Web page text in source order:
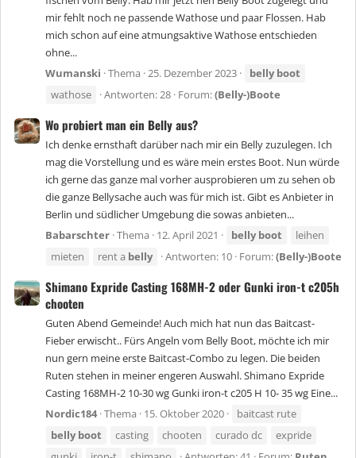
mir fehlt noch ne passende Wathose und paar Flossen. Hab
mich schon auf eine atmungsaktive Wathose entschieden
ohne...
Wumanski Thema 25. Dezember 2023 belly boot
wathose
Antworten: 28 Forum:(Belly-)Boote
Wo probiert man ein Belly aus?
Ich denke ernsthaft darüber nach mir ein Belly zuzulegen. Ich
mag die Vorstellung und es wäre mein erstes Boot. Nun würde
ich gerne das ganze mal vorher ausprobieren um zu sehen ob
die ganze Bellysache auch was für mich ist. Gibt es Anbieter in
Berlin und südlicher Umgebung die sowas anbieten...
Babarschter Thema 12. April 2021 belly boot
leihen
mieten
rent a belly Antworten: 10 Forum:(Belly-)Boote
Shimano Expride Casting 168MH-2 oder Gunki iron-t c205h
chooten
Guten Abend Gemeinde! Auch mich hat nun das Baitcast-
Fieber erwischt.. Fürs Angeln vom Belly Boot, möchte ich mir
nun gern meine erste Baitcast-Combo zu legen. Die beiden
Ruten stehen in meiner engeren Auswahl. Shimano Expride
Casting 168MH-2 10-30 wg Gunki iron-t c205 H 10- 35 wg Eine...
Nordic184 Thema 15. Oktober 2020
baitcast rute
belly boot casting chooten curado dc
expride